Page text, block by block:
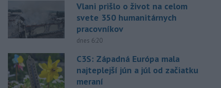
Vlani prišlo o život na celom
svete 350 humanitárnych
pracovníkov
dnes 6:20
C3S: Západná Európa mala
najteplejší jún a júl od začiatku
meraní